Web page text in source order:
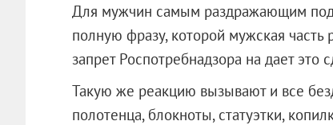
Для мужчин самым раздражающим
полную фразу, которой мужская часть
запрет Роспотребнадзора на дает это
Такую же реакцию вызывают и все
полотенца, блокноты, статуэтки,